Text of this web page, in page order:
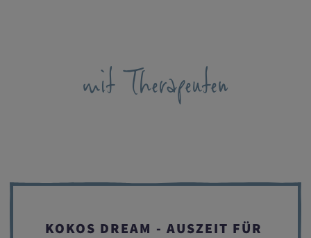
mit Therapeuten
KOKOS DREAM - AUSZEIT FÜR